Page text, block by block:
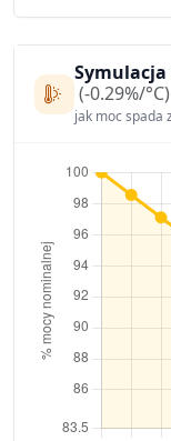
(-0.29%/°C)
jak moc spada